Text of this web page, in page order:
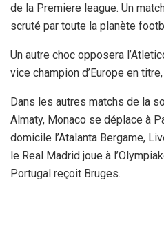
de la Premiere league. Un
scruté par toute la planète
Un autre choc opposera
vice champion d’Europe en
Dans les autres matchs de la
Almaty, Monaco se déplace à
domicile l’Atalanta Bergame,
le Real Madrid joue à
Portugal reçoit Bruges.